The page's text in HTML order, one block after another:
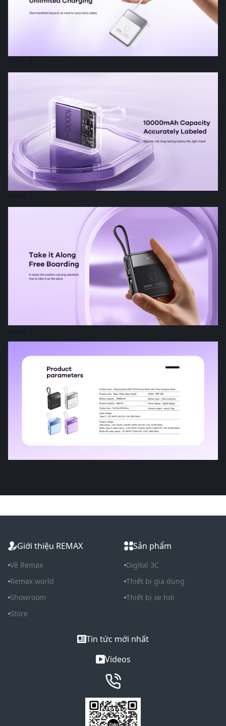
Giới thiệu REMAX
Về Remax
Remax world
Showroom
Store
Sản phẩm
Digital 3C
Thiết bị gia dụng
Thiết bị xe hơi
Tin tức mới nhất
Videos